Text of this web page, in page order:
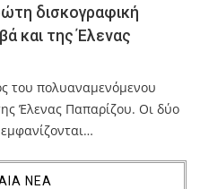
δισκογραφική
και της Έλενας
του πολυαναμενόμενου
Έλενας Παπαρίζου. Οι δύο
ΝΕΑ